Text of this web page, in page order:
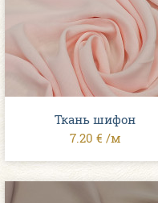
Ткань шифон
7.20 € /м